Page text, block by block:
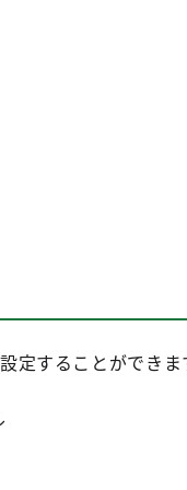
定することができま